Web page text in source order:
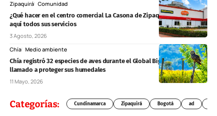
Zipaquirá Comunidad
¿Qué hacer en el centro comercial La Casona de Zipaquirá? Conozca
aquí todos sus servicios
3 Agosto, 2026
Chía Medio ambiente
Chía registró 32 especies de aves durante el Global Big Day y reforzó el
llamado a proteger sus humedales
11 Mayo, 2026
Categorías: Cundinamarca Zipaquirá Bogotá ad